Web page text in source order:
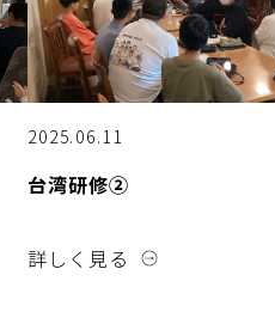
2025.06.11
台湾研修②
詳しく見る